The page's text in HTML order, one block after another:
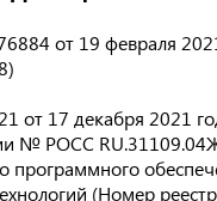
от 19 февраля
от 17 декабря 2021
№ РОСС
программного
(Номер